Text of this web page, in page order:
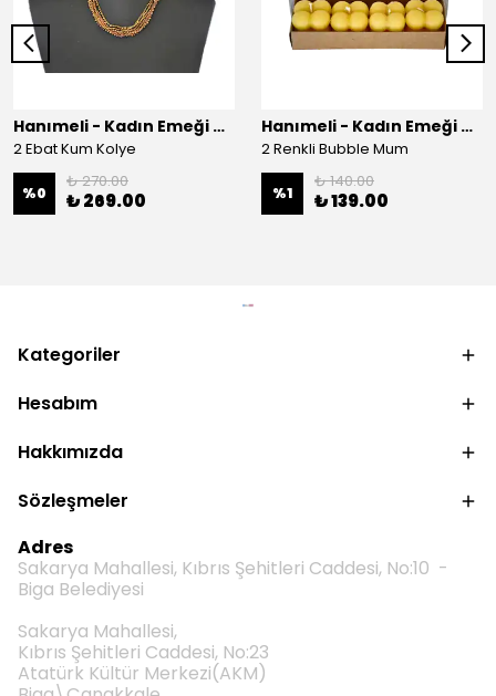
Hanımeli - Kadın Emeği Çarşısı
2 Ebat Kum Kolye
%0
₺ 270.00
₺ 269.00
Hanımeli - Kadın Emeği Çarşısı
2 Renkli Bubble Mum
%1
₺ 140.00
₺ 139.00
Kategoriler
Hesabım
Hakkımızda
Sözleşmeler
Adres
Sakarya Mahallesi, Kıbrıs Şehitleri Caddesi, No:10 -
Biga Belediyesi
Sakarya Mahallesi,
Kıbrıs Şehitleri Caddesi, No:23
Atatürk Kültür Merkezi(AKM)